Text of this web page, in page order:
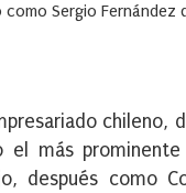
Sergio
chileno,
el más
después como